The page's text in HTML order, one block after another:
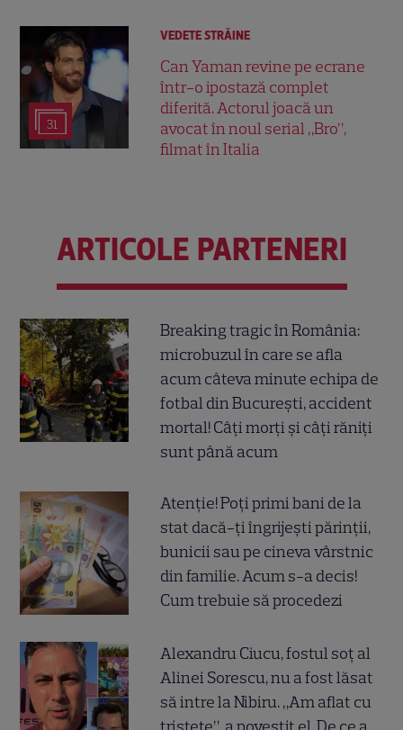
31
VEDETE STRĂINE
Can Yaman revine pe ecrane
într-o ipostază complet
diferită. Actorul joacă un
avocat în noul serial „Bro”,
filmat în Italia
ARTICOLE PARTENERI
Breaking tragic în România:
microbuzul în care se afla
acum câteva minute echipa de
fotbal din București, accident
mortal! Câți morți și câți răniți
sunt până acum
Atenție! Poți primi bani de la
stat dacă-ți îngrijești părinții,
bunicii sau pe cineva vârstnic
din familie. Acum s-a decis!
Cum trebuie să procedezi
Alexandru Ciucu, fostul soț al
Alinei Sorescu, nu a fost lăsat
să intre la Nibiru. „Am aflat cu